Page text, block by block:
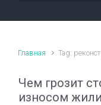
Главная Tag:
Чем грозит
износом